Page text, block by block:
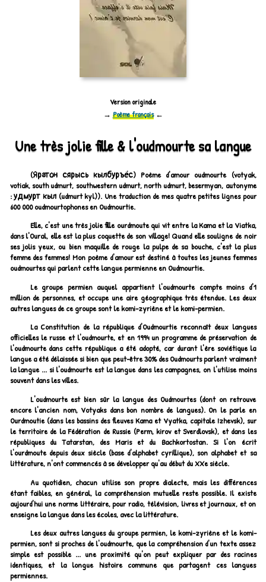
Version originale
→ Poème français←
Une très jolie fille & l'oudmourte sa langue
(Яратон сярысь кылбуръёс)Poème d'amour oudmourte (votyak,
votiak, south udmurt, southwestern udmurt, north udmurt, besermyan, autonyme
:удмурт кыл (udmurt kyl)). Une traduction de mes quatre petites lignes pour
600 000 oudmourtophones en Oudmourtie.
Elle, c'est une très jolie fille ourdmoute qui vit entre la Kama et la Viatka,
dans l'Oural, elle est la plus coquette de son village! Quand elle souligne de noir
ses jolis yeux, ou bien maquille de rouge la pulpe de sa bouche, c'est la plus
femme des femmes! Mon poème d'amour est destiné à toutes les jeunes femmes
oudmourtes qui parlent cette langue permienne en Oudmourtie.
Le groupe permien auquel appartient l'oudmourte compte moins d'1
million de personnes, et occupe une aire géographique très étendue. Les deux
autres langues de ce groupe sont le komi-zyriène et le komi-permien.
La Constitution de la république d'Oudmourtie reconnaît deux langues
officielles le russe et l'oudmourte, et en 1994 un programme de préservation de
l'oudmourte dans cette république a été adopté, car durant l'ère soviétique la
langue a été délaissée si bien que peut-être 30% des Oudmourts parlent vraiment
la langue ... si l'oudmourte est la langue dans les campagnes, on l'utilise moins
souvent dans les villes.
L'oudmourte est bien sûr la langue des Oudmourtes (dont on retrouve
encore l'ancien nom, Votyaks dans bon nombre de langues). On le parle en
Ourdmoutie (dans les bassins des fleuves Kama et Vyatka, capitale Izhevsk), sur
le territoire de la Fédération de Russie (Perm, kirov et Sverdlovsk), et dans les
républiques du Tatarstan, des Maris et du Bachkortostan. Si l'on écrit
l'ourdmoute depuis deux siècle (base d'alphabet cyrillique), son alphabet et sa
littérature, n'ont commencés à se développer qu'au début du XXe siècle.
Au quotidien, chacun utilise son propre dialecte, mais les différences
étant faibles, en général, la compréhension mutuelle reste possible. Il existe
aujourd'hui une norme littéraire, pour radio, télévision, livres et journaux, et on
enseigne la langue dans les écoles, avec la littérature.
Les deux autres langues du groupe permien, le komi-zyriène et le komi-
permien, sont si proches de l'oudmourte, que la compréhension d'un texte assez
simple est possible ... une proximité qu'on peut expliquer par des racines
identiques, et la longue histoire commune que partagent ces langues
permiennes.